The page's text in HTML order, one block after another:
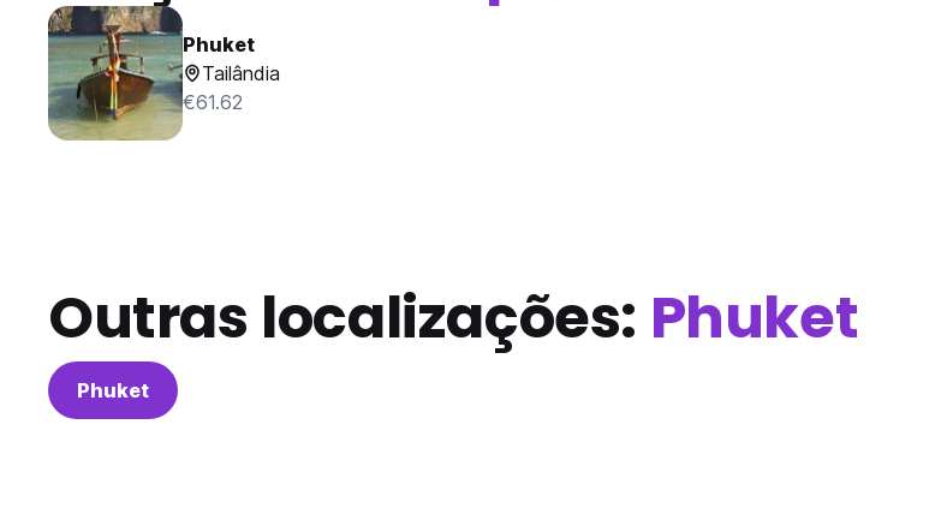
Phuket
Tailândia
€61.62
Outras localizações: Phuket
Phuket